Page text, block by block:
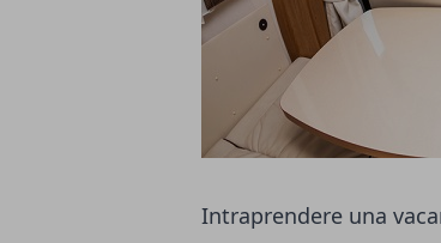
Intraprendere una